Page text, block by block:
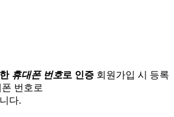
휴대폰 번호로 인증 회원가입 시 등록
번호로
다.